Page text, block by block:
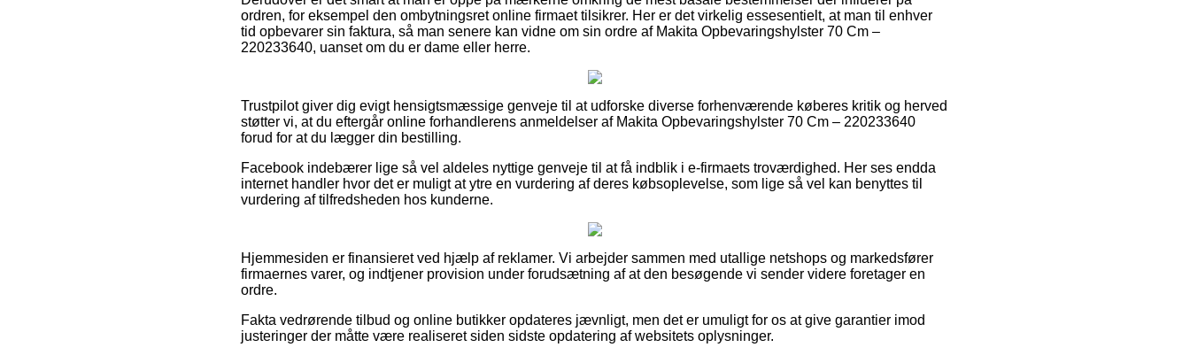
ordren, for eksempel den ombytningsret online firmaet tilsikrer. Her er det virkelig essesentielt, at man til enhver
tid opbevarer sin faktura, så man senere kan vidne om sin ordre af Makita Opbevaringshylster 70 Cm –
220233640, uanset om du er dame eller herre.
Trustpilot giver dig evigt hensigtsmæssige genveje til at udforske diverse forhenværende køberes kritik og herved
støtter vi, at du eftergår online forhandlerens anmeldelser af Makita Opbevaringshylster 70 Cm – 220233640
forud for at du lægger din bestilling.
Facebook indebærer lige så vel aldeles nyttige genveje til at få indblik i e-firmaets troværdighed. Her ses endda
internet handler hvor det er muligt at ytre en vurdering af deres købsoplevelse, som lige så vel kan benyttes til
vurdering af tilfredsheden hos kunderne.
Hjemmesiden er finansieret ved hjælp af reklamer. Vi arbejder sammen med utallige netshops og markedsfører
firmaernes varer, og indtjener provision under forudsætning af at den besøgende vi sender videre foretager en
ordre.
Fakta vedrørende tilbud og online butikker opdateres jævnligt, men det er umuligt for os at give garantier imod
justeringer der måtte være realiseret siden sidste opdatering af websitets oplysninger.